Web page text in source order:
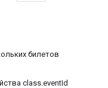
билетов
class.eventId